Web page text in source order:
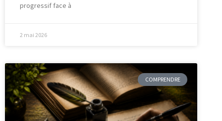
progressif face à
2 mai 2026
COMPRENDRE